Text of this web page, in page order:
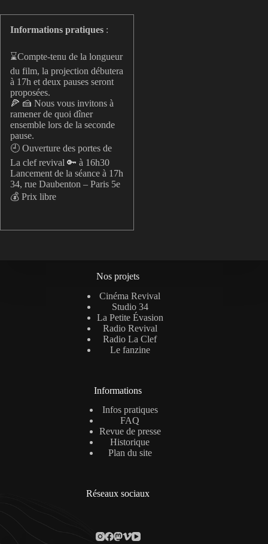
Informations pratiques :
⌛️Compte-tenu de la longueur
du film, la projection débutera
à 17h et deux pauses seront
proposées.
🍕 🍰 Nous vous invitons à
ramener de quoi dîner
ensemble lors de la seconde
pause.
🕘 Ouverture des portes de
La clef revival 🔑 à 16h30
Lancement de la séance à 17h
34, rue Daubenton – Paris 5e
💰 Prix libre
Nos projets
Cinéma Revival
Studio 34
La Petite Évasion
Radio Revival
Radio La Clef
Le fanzine
Informations
Infos pratiques
FAQ
Revue de presse
Historique
Plan du site
Réseaux sociaux